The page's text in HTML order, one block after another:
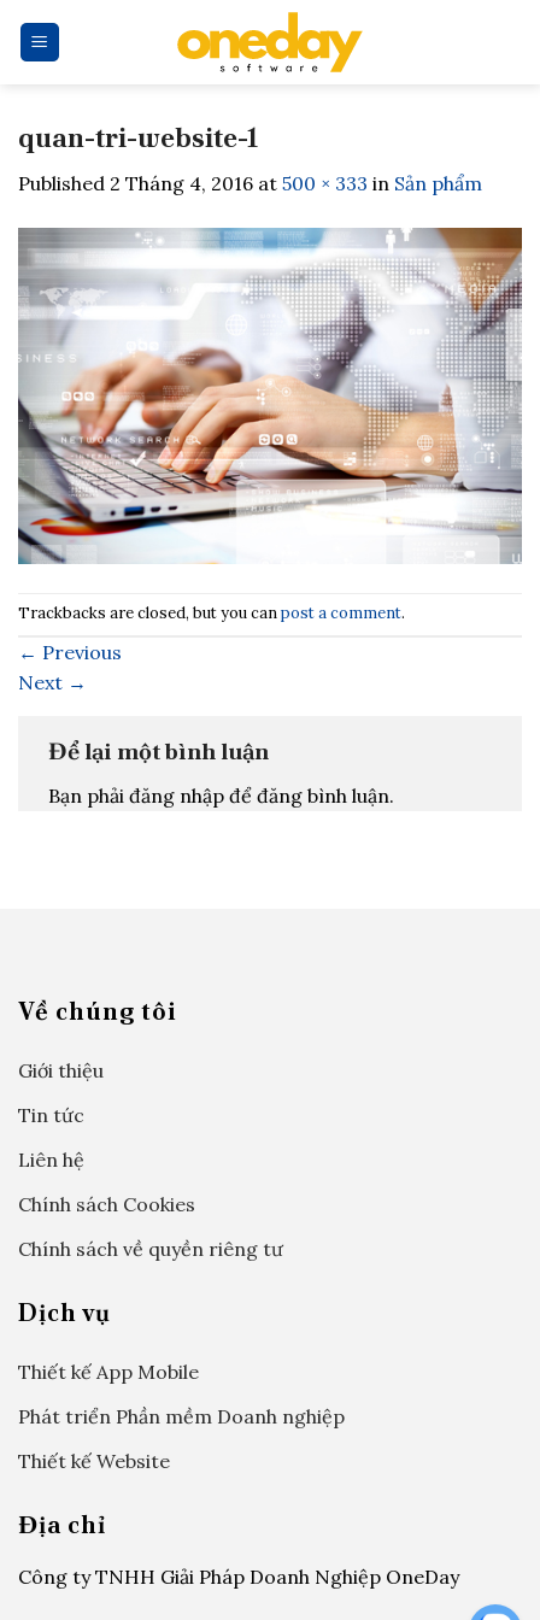
quan-tri-website-1
Published 2 Tháng 4, 2016 at 500 × 333 in Sản phẩm
Trackbacks are closed, but you canpost a comment.
← Previous
Next →
Để lại một bình luận
Bạn phải đăng nhập để đăng bình luận.
Về chúng tôi
Giới thiệu
Tin tức
Liên hệ
Chính sách Cookies
Chính sách về quyền riêng tư
Dịch vụ
Thiết kế App Mobile
Phát triển Phần mềm Doanh nghiệp
Thiết kế Website
Địa chỉ
Công ty TNHH Giải Pháp Doanh Nghiệp OneDay